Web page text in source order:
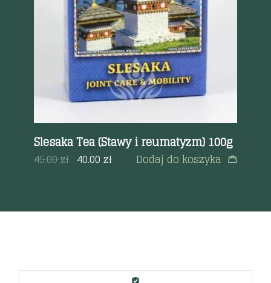
Slesaka Tea (Stawy i reumatyzm) 100g
45.00zł 40.00zł Dodaj do koszyka